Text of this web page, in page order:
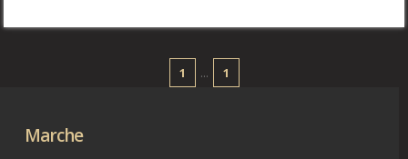
Marche
1 ... 1